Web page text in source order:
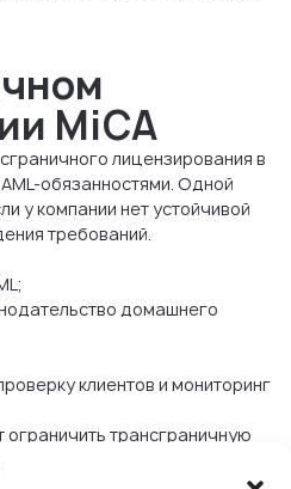
MiCA
лицензирования в
обязанностями. Одной
у компании нет устойчивой
требований.
домашнего
клиентов и мониторинг
трансграничную